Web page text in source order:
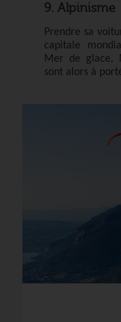
9. Alpinisme
Prendre sa
capitale
Mer de glace,
sont alors à